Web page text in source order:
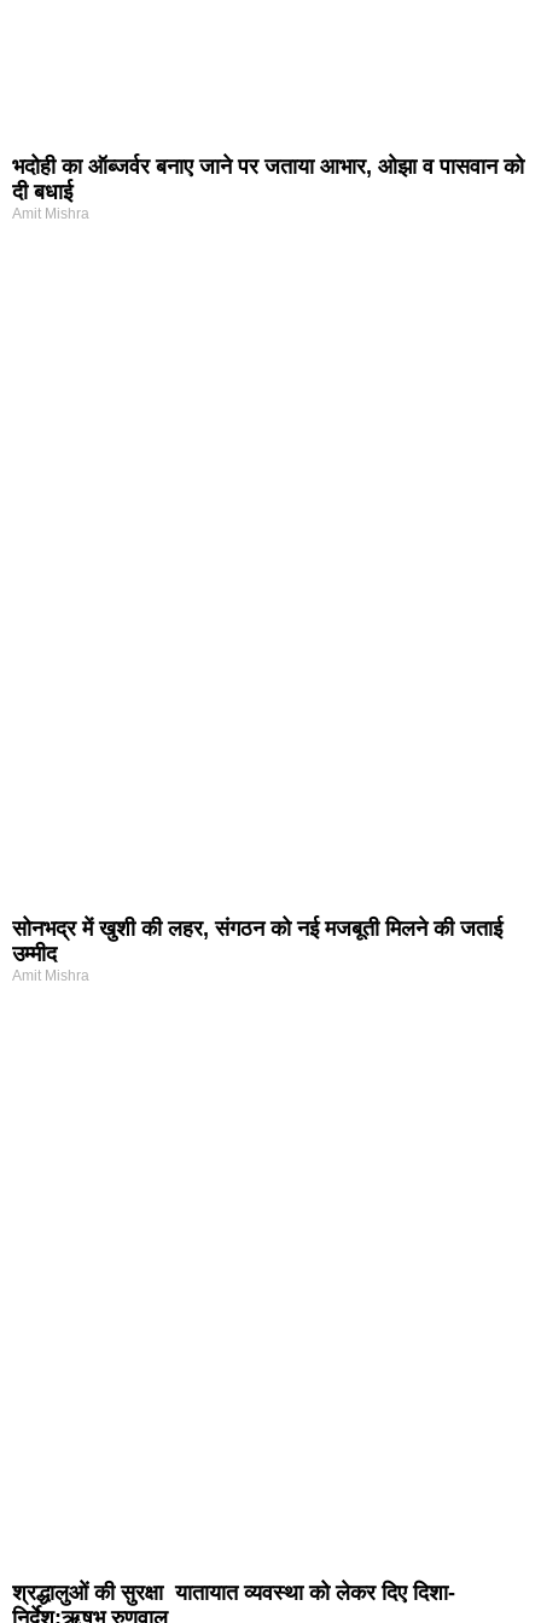
भदोही का ऑब्जर्वर बनाए जाने पर जताया आभार, ओझा व पासवान को
दी बधाई
Amit Mishra
सोनभद्र में खुशी की लहर, संगठन को नई मजबूती मिलने की जताई
उम्मीद
Amit Mishra
श्रद्धालुओं की सुरक्षा यातायात व्यवस्था को लेकर दिए दिशा-